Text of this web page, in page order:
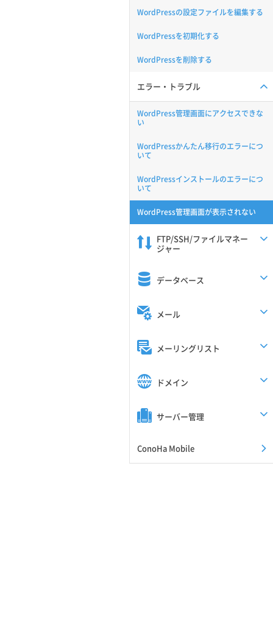
WordPressの設定ファイルを編集する
WordPressを初期化する
WordPressを削除する
エラー・トラブル
WordPress管理画面にアクセスできな
い
WordPressかんたん移行のエラーにつ
いて
WordPressインストールのエラーにつ
いて
WordPress管理画面が表示されない
FTP/SSH/ファイルマネー
ジャー
データベース
メール
メーリングリスト
ドメイン
サーバー管理
ConoHa Mobile